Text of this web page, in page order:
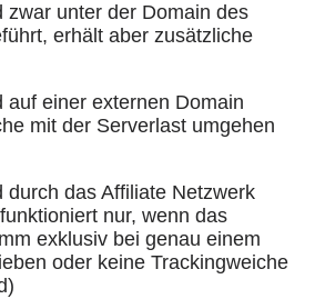
zwar unter der Domain des
erhält aber zusätzliche
auf einer externen Domain
mit der Serverlast umgehen
durch das Affiliate Netzwerk
nur, wenn das
exklusiv bei genau einem
oder keine Trackingweiche